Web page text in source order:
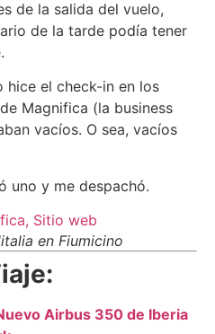
de la salida del vuelo,
de la tarde podía tener
hice el check-in en los
Magnifica (la business
vacíos. O sea, vacíos
uno y me despachó.
en Fiumicino
Airbus 350 de Iberia